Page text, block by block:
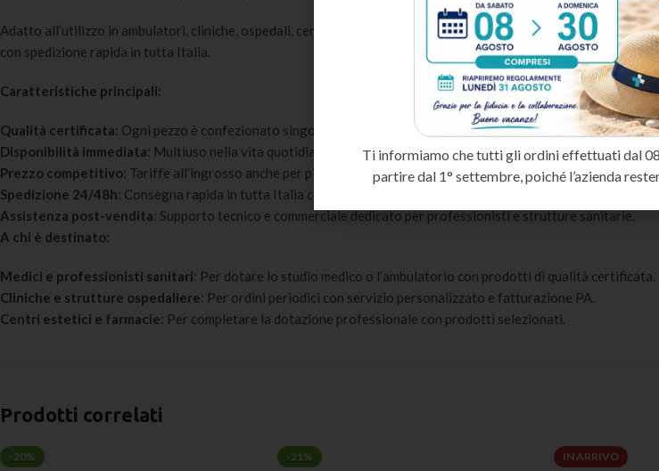
Adatto all’utilizzo in ambulatori, cliniche, ospedali, centri estetici e strutture di assistenza, rispetta i più
con spedizione rapida in tutta Italia.
Caratteristiche principali:
Qualità certificata: Ogni pezzo è confezionato singolarmente in una piccola custodia trasparente, facile da
Disponibilità immediata: Multiuso nella vita quotidiana; con elastico largo, per spa, casa, hotel e parrucchiere
Prezzo competitivo: Tariffe all’ingrosso anche per piccoli quantitativi grazie ai rapporti diretti con i produttori.
Spedizione 24/48h: Consegna rapida in tutta Italia con imballaggio protettivo specifico per prodotti medicali.
Assistenza post-vendita: Supporto tecnico e commerciale dedicato per professionisti e strutture sanitarie.
A chi è destinato:
Medici e professionisti sanitari: Per dotare lo studio medico o l’ambulatorio con prodotti di qualità certificata.
Cliniche e strutture ospedaliere: Per ordini periodici con servizio personalizzato e fatturazione PA.
Centri estetici e farmacie: Per completare la dotazione professionale con prodotti selezionati.
Prodotti correlati
-20% -21% IN ARRIVO
Ti informiamo che tutti gli ordini effettuati dal
partire dal 1° settembre, poiché l’azienda